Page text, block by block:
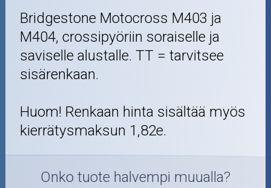
Bridgestone Motocross M403 ja
M404, crossipyöriin soraiselle ja
saviselle alustalle. TT = tarvitsee
sisärenkaan.
Huom! Renkaan hinta sisältää myös
kierrätysmaksun 1,82e.
Onko tuote halvempi muualla?